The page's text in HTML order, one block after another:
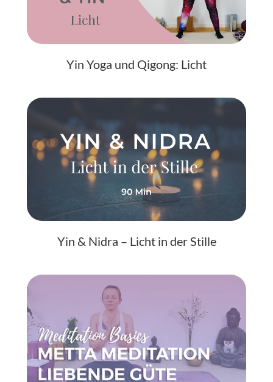
Yin Yoga und Qigong: Licht
Yin & Nidra – Licht in der Stille